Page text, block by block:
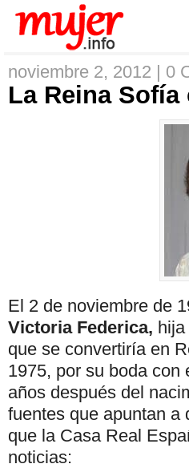
noviembre 2, 2012 | 0
La Reina
El 2 de noviembre de
Victoria Federica,
que se convertiría en
1975, por su boda con
años después del
fuentes que apuntan a
que la Casa Real
noticias: